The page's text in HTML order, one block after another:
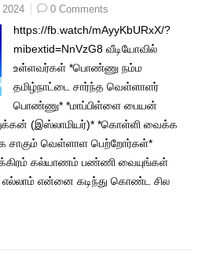
2024 0 Comments
https://fb.watch/mAyyKbURxX/?
mibextid=NnVzG8 வீடியோவில்
உள்ளவர்கள் *பொண்ணு நம்ம
தமிழ்நாட்டை சார்ந்த வெள்ளாளர்
பொண்ணு* *மாப்பிள்ளை பையன்
(இஸ்லாமியர்)* *கொள்ளி வைக்க
வெள்ளாள பெற்றோர்கள்*
கல்யாணம் பண்ணி வையுங்கள்
எல்லாம் என்னை கடிந்து கொண்ட சில